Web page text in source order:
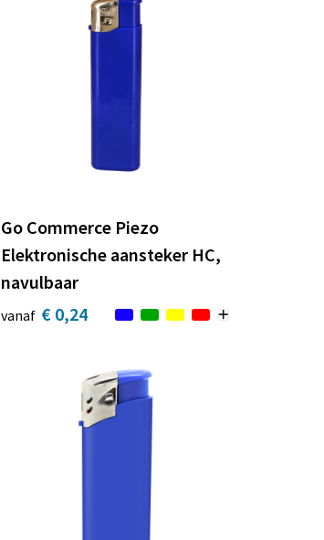
Go Commerce Piezo
Elektronische aansteker HC,
navulbaar
vanaf € 0,24